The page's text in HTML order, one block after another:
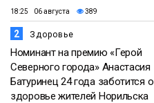
18:25 06 августа 389
2 Здоровье
Номинант на премию «Герой
Северного города» Анастасия
Батуринец 24 года заботится о
здоровье жителей Норильска